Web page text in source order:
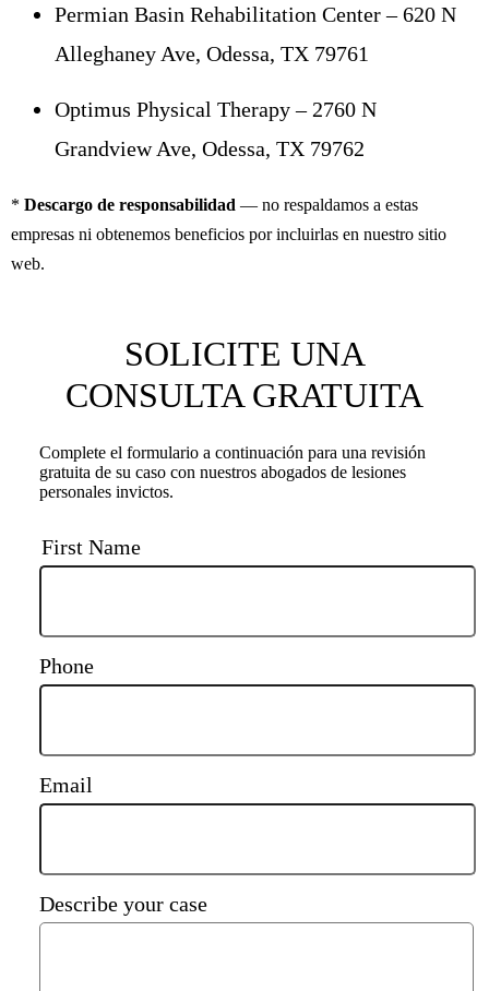
Permian Basin Rehabilitation Center – 620 N
Alleghaney Ave, Odessa, TX 79761
Optimus Physical Therapy – 2760 N
Grandview Ave, Odessa, TX 79762
* Descargo de responsabilidad — no respaldamos a estas
empresas ni obtenemos beneficios por incluirlas en nuestro sitio
web.
SOLICITE UNA
CONSULTA GRATUITA
Complete el formulario a continuación para una revisión
gratuita de su caso con nuestros abogados de lesiones
personales invictos.
First Name
Phone
Email
Describe your case